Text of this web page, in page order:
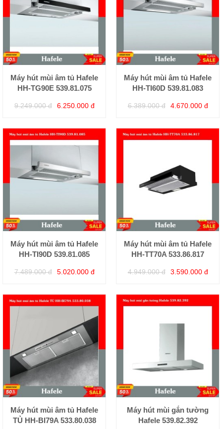
Máy hút mùi âm tủ Hafele
HH-TG90E 539.81.075
9.249.000 đ 6.250.000 đ
Máy hút mùi âm tủ Hafele
HH-TI60D 539.81.083
6.389.000 đ 4.670.000 đ
Máy hút mùi âm tủ Hafele
HH-TI90D 539.81.085
7.489.000 đ 5.020.000 đ
Máy hút mùi âm tủ Hafele
HH-TT70A 533.86.817
4.949.000 đ 3.590.000 đ
Máy hút mùi âm tủ Hafele
TỦ HH-BI79A 533.80.038
Máy hút mùi gắn tường
Hafele 539.82.392